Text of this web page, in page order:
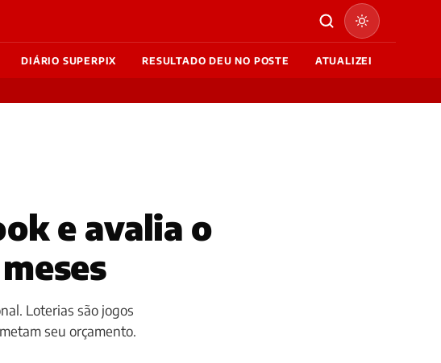
DIÁRIO SUPERPIX RESULTADO DEU NO POSTE ATUALIZEI
e avalia o
Loterias são jogos
seu orçamento.